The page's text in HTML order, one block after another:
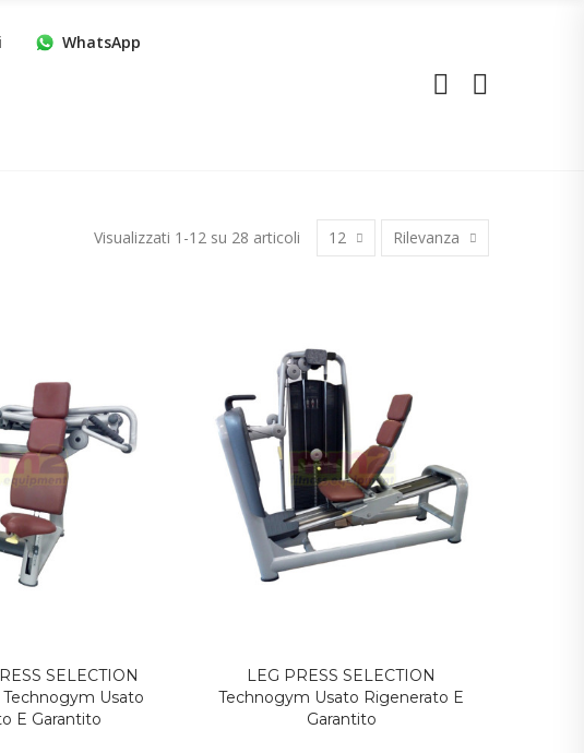
WhatsApp
Visualizzati 1-12 su 28 articoli 12 Rilevanza
SELECTION
Usato
E Garantito
LEG PRESS SELECTION
Technogym Usato Rigenerato E
Garantito